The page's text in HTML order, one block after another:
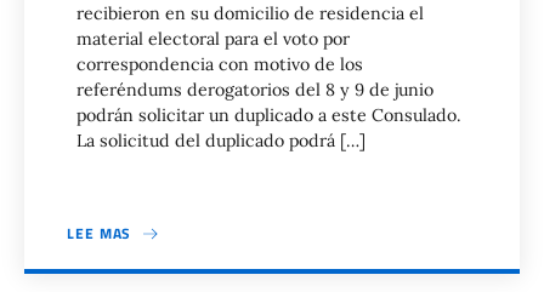
recibieron en su domicilio de residencia el
material electoral para el voto por
correspondencia con motivo de los
referéndums derogatorios del 8 y 9 de junio
podrán solicitar un duplicado a este Consulado.
La solicitud del duplicado podrá […]
LEE MAS